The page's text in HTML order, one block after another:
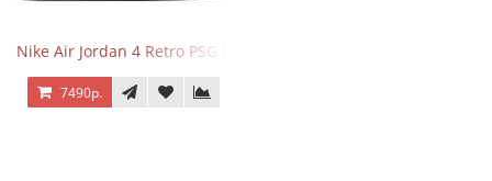
Nike Air Jordan 4 Retro PSG Paris Saint-Germain
7490р.